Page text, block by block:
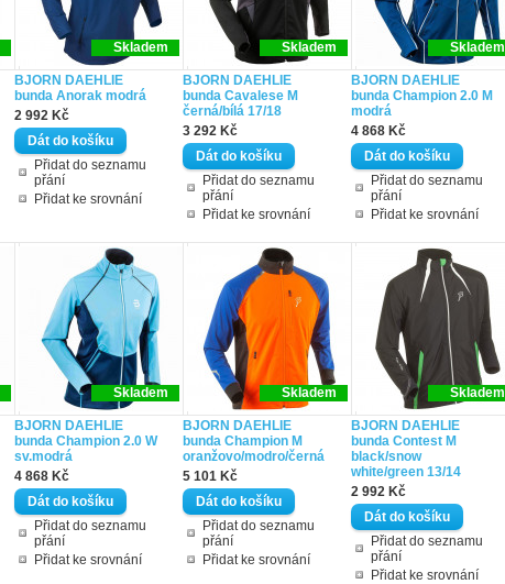
Skladem
BJORN DAEHLIE
bunda Anorak modrá
2 992 Kč
Přidat do seznamu
přání
Přidat ke srovnání
Skladem
BJORN DAEHLIE
bunda Cavalese M
černá/bílá 17/18
3 292 Kč
Přidat do seznamu
přání
Přidat ke srovnání
Skladem
BJORN DAEHLIE
bunda Champion 2.0 M
modrá
4 868 Kč
Přidat do seznamu
přání
Přidat ke srovnání
Skladem
BJORN DAEHLIE
bunda Champion 2.0 W
sv.modrá
4 868 Kč
Přidat do seznamu
přání
Přidat ke srovnání
Skladem
BJORN DAEHLIE
bunda Champion M
oranžovo/modro/černá
5 101 Kč
Přidat do seznamu
přání
Přidat ke srovnání
Skladem
BJORN DAEHLIE
bunda Contest M
black/snow
white/green 13/14
2 992 Kč
Přidat do seznamu
přání
Přidat ke srovnání